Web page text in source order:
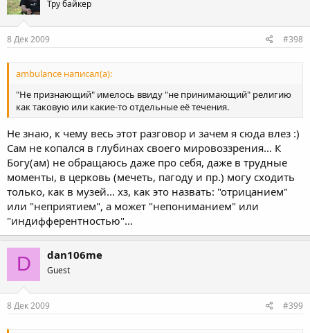
Тру байкер
8 Дек 2009 #398
ambulance написал(а):
"Не признающий" имелось ввиду "не принимающий" религию
как таковую или какие-то отдельные её течения.
Не знаю, к чему весь этот разговор и зачем я сюда влез :)
Сам не копался в глубинах своего мировоззрения... К
Богу(ам) не обращаюсь даже про себя, даже в трудные
моменты, в церковь (мечеть, пагоду и пр.) могу сходить
только, как в музей... хз, как это назвать: "отрицанием"
или "неприятием", а может "непониманием" или
"индифферентностью"...
D dan106me
Guest
8 Дек 2009 #399